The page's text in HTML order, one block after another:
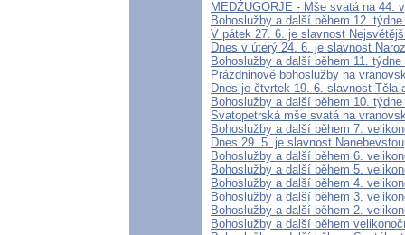
MEDŽUGORJE - Mše svatá na 44.
Bohoslužby a další během 12.
V pátek 27. 6. je slavnost
Dnes v úterý 24. 6. je slavnost
Bohoslužby a další během 11.
Prázdninové bohoslužby na
Dnes je čtvrtek 19. 6. slavnost Těla
Bohoslužby a další během 10.
Svatopetrská mše svatá na
Bohoslužby a další během 7.
Dnes 29. 5. je slavnost
Bohoslužby a další během 6.
Bohoslužby a další během 5.
Bohoslužby a další během 4.
Bohoslužby a další během 3.
Bohoslužby a další během 2.
Bohoslužby a další během